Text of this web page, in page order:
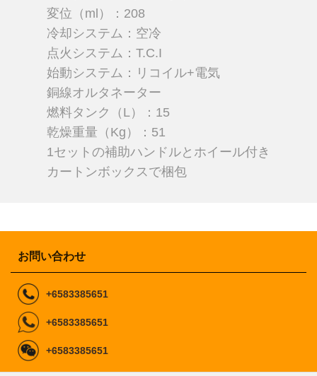
変位（ml）：208
冷却システム：空冷
点火システム：T.C.I
始動システム：リコイル+電気
銅線オルタネーター
燃料タンク（L）：15
乾燥重量（Kg）：51
1セットの補助ハンドルとホイール付き
カートンボックスで梱包
お問い合わせ
+6583385651
+6583385651
+6583385651